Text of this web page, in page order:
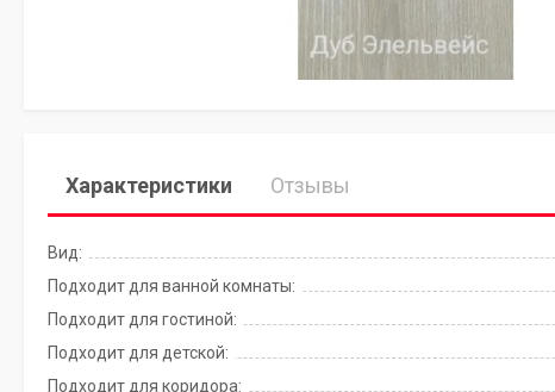
Характеристики Отзывы
Вид:
Подходит для ванной комнаты:
Подходит для гостиной:
Подходит для детской:
Подходит для коридора: